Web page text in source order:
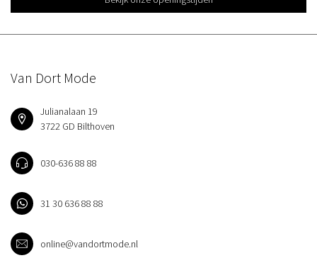
Van Dort Mode
Julianalaan 19
3722 GD Bilthoven
030-636 88 88
31 30 636 88 88
online@vandortmode.nl